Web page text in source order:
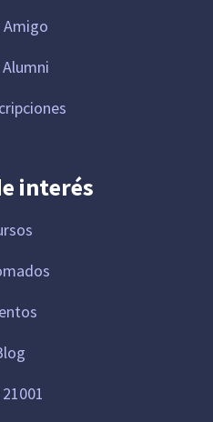
Amigo
Alumni
interés
21001